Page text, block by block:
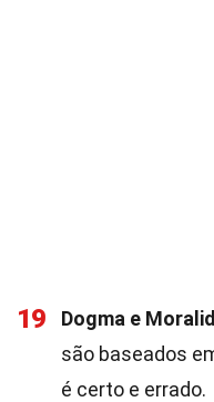
19 Dogma e
são baseados
é certo e errado.